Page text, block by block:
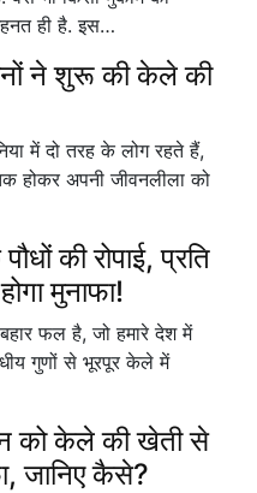
ही है. इस…
ने शुरू की केले की
में दो तरह के लोग रहते हैं,
होकर अपनी जीवनलीला को
की रोपाई, प्रति
मुनाफा!
फल है, जो हमारे देश में
गुणों से भूरपूर केले में
को केले की खेती से
जानिए कैसे?